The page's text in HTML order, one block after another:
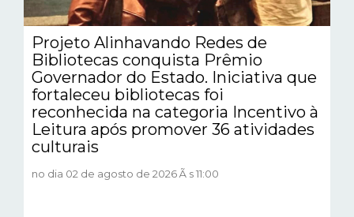
Projeto Alinhavando Redes de
Bibliotecas conquista Prêmio
Governador do Estado. Iniciativa que
fortaleceu bibliotecas foi
reconhecida na categoria Incentivo à
Leitura após promover 36 atividades
culturais
no dia 02 de agosto de 2026 Ã s 11:00